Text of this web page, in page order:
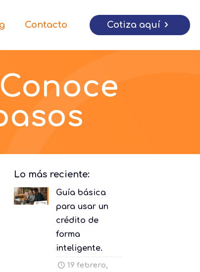
Contacto Cotiza aquí
Lo más reciente:
Guía básica
para usar un
crédito de
forma
inteligente.
19 febrero,